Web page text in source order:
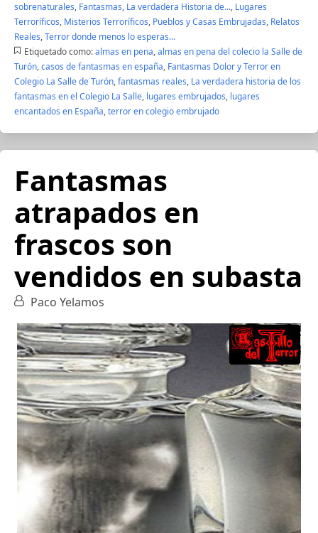
sobrenaturales, Fantasmas, La verdadera Historia de..., Lugares
Terroríficos, Misterios Terroríficos, Pueblos y Casas Embrujadas, Relatos
Reales,Terror donde menos lo esperas...
Etiquetado como: almas en pena,almas en pena del colecio la Salle de
Turón,casos de fantasmas en españa, Fantasmas Dolor y Terror en
Colegio La Salle de Turón,fantasmas reales, La verdadera historia de los
fantasmas en el Colegio La Salle, lugares embrujados, lugares
encantados en España,terror en colegio embrujado
Fantasmas
atrapados en
frascos son
vendidos en subasta
Paco Yelamos